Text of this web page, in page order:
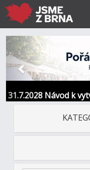
31.7.2028 Návod k
kontakt
Předchozí